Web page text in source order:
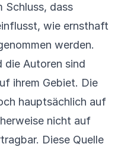
Schluss, dass
wie ernsthaft
werden.
die Autoren sind
ihrem Gebiet. Die
hauptsächlich auf
nicht auf
Diese Quelle